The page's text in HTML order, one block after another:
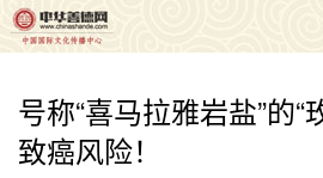
号称“喜马拉雅岩盐”的“
致癌风险！